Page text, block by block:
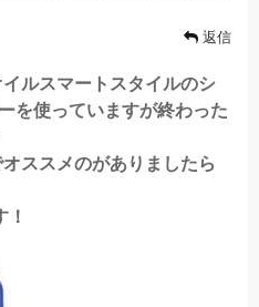
返信
ルスマートスタイルのシ
を使っていますが終わった
ススメのがありましたら